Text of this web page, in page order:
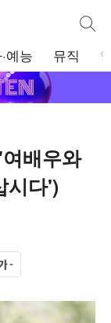
통합
예능 뮤직
배우와
시다')
자 작게